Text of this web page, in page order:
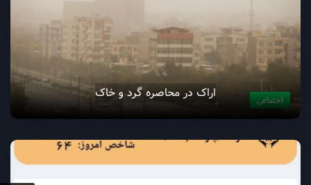
اجتماعی اراک در محاصره گرد و خاک